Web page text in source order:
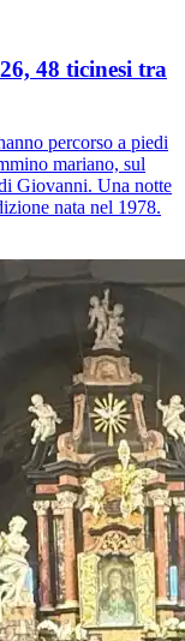
48 ticinesi tra
percorso a piedi
mariano, sul
Giovanni. Una notte
nata nel 1978.